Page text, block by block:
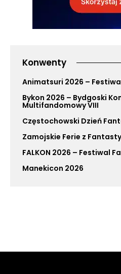
Konwenty
Animatsuri 2026 –
Bykon 2026 – Bydgoski
Multifandomowy VIII
Częstochowski Dzień
Zamojskie Ferie z
FALKON 2026 – Festiwal
Manekicon 2026